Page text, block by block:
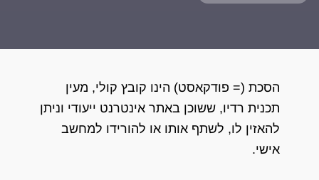
הסכת (= פודקאסט) הינו קובץ קולי, מעין
תכנית רדיו, ששוכן באתר אינטרנט ייעודי וניתן
להאזין לו, לשתף אותו או להורידו למחשב
אישי.